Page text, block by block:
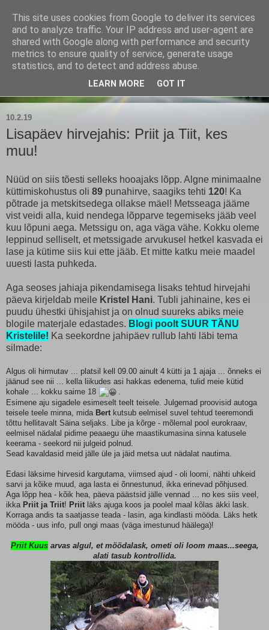
Kärla Jahimeeste Selts
Blogi Saaremaa keskpaiga jahimeeste tegemistest
10.2.19
Lisapäev hirvejahis: Priit ja Tiit, kes
muu!
Nüüd on siis tõesti selleks hooajaks lõpp. Algne minimaalne
küttimiskohustus oli 89 punahirve, saagiks tehti 120! Ka
põtrade ja metskitsedega ollakse mäel! Metsseaga jääme
vist veidi alla, kuid nendega lõpparve tegemiseks jääb veel
kuu lõpuni aega. Metssigu on, aga väga vähe. Kokku oleme
leppinud selliselt, et metssigade arvukusel hetkel kasvada ei
lase ja kütime siis kui ette jääb. Et mitte katku meie maadel
uuesti lasta puhkeda.
Aga seoses jahiaja pikendamisega lisaks tehtud hirvejahi
päeva kirjeldab meile Kristel Hani. Tubli jahinaine, kes ei
puudu ühestki ühisjahist ja on olnud suureks abiks meie
blogile materjale edastades. Blogi poolt SUUR TÄNU
Kristelile! Ka seekordne jahipäev rullub lahti läbi tema
silmade:
Algus oli hirmutav ... platsil kell 09.00 ainult 4 kütti ja 1 ajaja ... õnneks ei
jäänud see nii ... kella liikudes asi hakkas edenema, tulid meie kütid
kohale ... kokku saime 18
Esimene aju sigadele esimeselt teelt teisele. Julgemad proovisid autoga
teisele teele minna, mida Bert kutsub eelmisel suvel tehtud teeremondi
tõttu hellitavalt Säina seljaks. Libe ja kõrge - mõlemal pool eurokraav,
eelmisel nädalal pidime peaaegu ühe maastikumasina sinna katusele
keerama - seekord nii julgeid polnud.
Sead kavaldasid meid jälle üle ja jäid metsa uut nädalat nautima.
Edasi läksime hirvesid kargutama, viimsed ajud - oli loomi, nähti uhkeid
sarvi ja kõike muud, aga lasta ei õnnestunud, ikka erinevad põhjused.
Aga lõpp hea - kõik hea, päeva päästsid jälle vennad ... no kes siis veel,
ikka Priit ja Triit! Priit läks ajuga koos ja poolel maal kõlas äkki lask.
Korraga andis ta saatjasse teada - lasin, aga kindlasti mööda. Läks hetk
mööda - uus info, pull ongi maas (väga imestunud häälega)!
Priit Kuusarvas algul, et möödalask, ometi oli loom maas...seega,
alati tasub kontrollida.
This site uses cookies from Google to deliver its services
and to analyze traffic. Your IP address and user-agent are
shared with Google along with performance and security
metrics to ensure quality of service, generate usage
statistics, and to detect and address abuse.
LEARN MORE GOT IT